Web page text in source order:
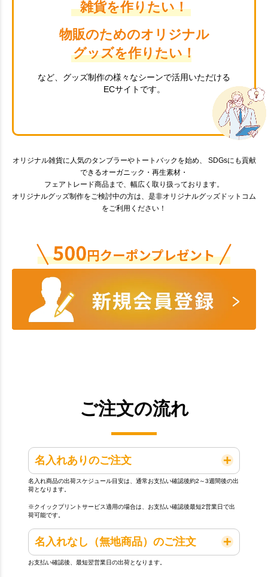
雑貨を作りたい！
物販のためのオリジナル
グッズを作りたい！
など、グッズ制作の様々なシーンで活用いただける
ECサイトです。
オリジナル雑貨に人気のタンブラーやトートバックを始め、 SDGsにも貢献
できるオーガニック・再生素材・
フェアトレード商品まで、幅広く取り扱っております。
オリジナルグッズ制作をご検討中の方は、是非オリジナルグッズドットコム
をご利用ください！
ご注文の流れ
名入れありのご注文
名入れ商品の出荷スケジュール目安は、通常お支払い確認後約2～3週間後の出
荷となります。
※クイックプリントサービス適用の場合は、お支払い確認後最短2営業日で出
荷可能です。
名入れなし（無地商品）のご注文
お支払い確認後、最短翌営業日の出荷となります。